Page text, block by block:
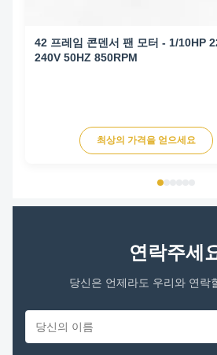
42 프레임 콘덴서 팬 모터 - 1/10HP
240V 50HZ 850RPM
최상의 가격을 얻으세요
연락주세
당신은 언제라도 우리와 연락